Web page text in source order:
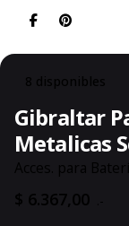
8 disponibles
Gibraltar
Metalicas
Acces. para
$ 6.367,00 .-